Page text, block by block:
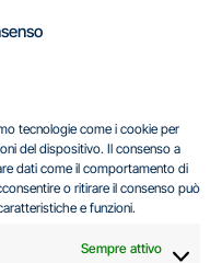
tecnologie come i cookie per
del dispositivo. Il consenso a
dati come il comportamento di
o ritirare il consenso può
e funzioni.
Sempre attivo
Tutti i diritti riservati